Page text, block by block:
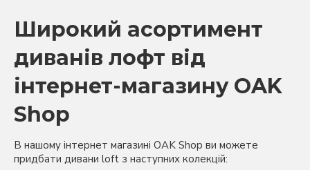
Широкий асортимент
диванів лофт від
інтернет-магазину OAK
Shop
В нашому інтернет магазині OAK Shop ви можете
придбати дивани loft з наступних колекцій: